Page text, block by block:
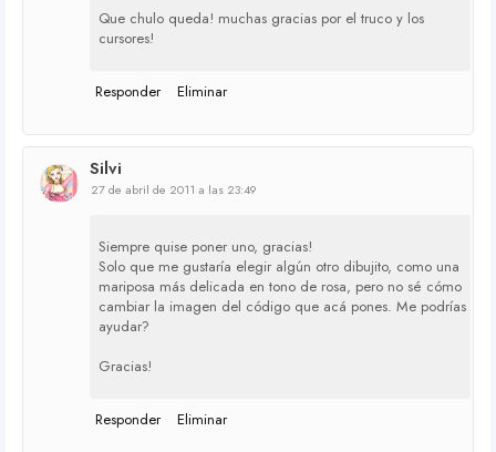
Que chulo queda! muchas gracias por el truco y los
cursores!
Responder Eliminar
Silvi
27 de abril de 2011 a las 23:49
Siempre quise poner uno, gracias!
Solo que me gustaría elegir algún otro dibujito, como una
mariposa más delicada en tono de rosa, pero no sé cómo
cambiar la imagen del código que acá pones. Me podrías
ayudar?
Gracias!
Responder Eliminar